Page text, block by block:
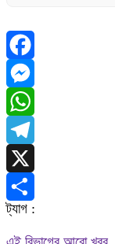
Facebook
Messenger
WhatsApp
Telegram
X
Share
ট্যাগ :